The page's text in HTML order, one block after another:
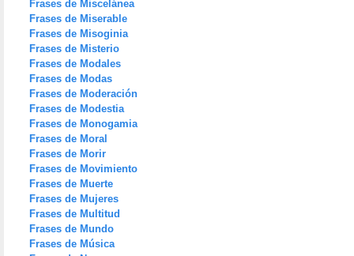
Frases de Miscelánea
Frases de Miserable
Frases de Misoginia
Frases de Misterio
Frases de Modales
Frases de Modas
Frases de Moderación
Frases de Modestia
Frases de Monogamia
Frases de Moral
Frases de Morir
Frases de Movimiento
Frases de Muerte
Frases de Mujeres
Frases de Multitud
Frases de Mundo
Frases de Música